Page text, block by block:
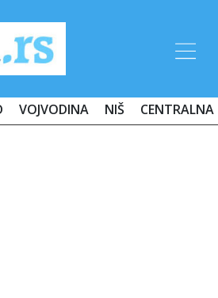
VOJVODINA NIŠ CENTRALNA